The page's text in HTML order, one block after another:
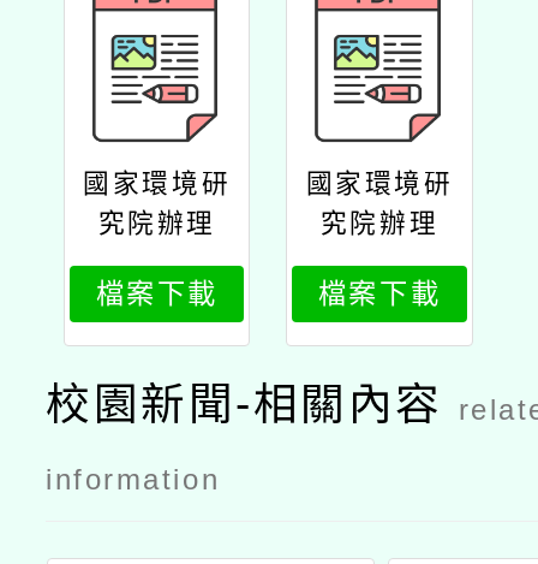
國家環境研
究院辦理
《good顧家
博士的淨零
挑戰》數位
教材校園推
廣—教師專
業發展研習
檔案下載
國家環境研
究院辦理
《good顧家
博士的淨零
挑戰》數位
教材校園推
廣—教師專
檔案下載
校園新聞-相關內容
information